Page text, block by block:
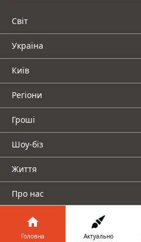
Світ
Україна
Київ
Регіони
Гроші
Шоу-біз
Життя
Про нас
Головна Актуально